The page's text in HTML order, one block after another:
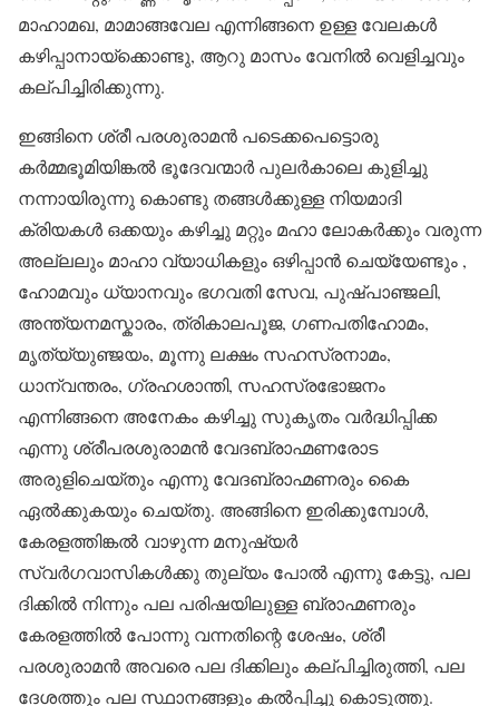
മാഹാമഖ, മാമാങ്ങവേല എന്നിങ്ങനെ ഉള്ള വേലകൾ
കഴിപ്പാനായ്ക്കൊണ്ടു, ആറു മാസം വേനിൽ വെളിച്ചവും
കല്പിച്ചിരിക്കുന്നു.
ഇങ്ങിനെ ശ്രീ പരശുരാമൻ പടെക്കപെട്ടൊരു
കർമ്മഭൂമിയിങ്കൽ ഭൂദേവന്മാർ പുലർകാലെ കുളിച്ചു
നന്നായിരുന്നു കൊണ്ടു തങ്ങൾക്കുള്ള നിയമാദി
ക്രിയകൾ ഒക്കയും കഴിച്ചു മറ്റും മഹാ ലോകർക്കും വരുന്ന
അല്ലലും മാഹാ വ്യാധികളും ഒഴിപ്പാൻ ചെയ്യേണ്ടും ,
ഹോമവും ധ്യാനവും ഭഗവതി സേവ, പുഷ്പാഞ്ജലി,
അന്ത്യനമസ്കാരം, ത്രികാലപൂജ, ഗണപതിഹോമം,
മൃത്യ്യുഞ്ജയം, മൂന്നു ലക്ഷം സഹസ്രനാമം,
ധാന്വന്തരം, ഗ്രഹശാന്തി, സഹസ്രഭോജനം
എന്നിങ്ങനെ അനേകം കഴിച്ചു സുകൃതം വർദ്ധിപ്പിക്ക
എന്നു ശ്രീപരശുരാമൻ വേദബ്രാഹ്മണരോട
അരുളിചെയ്തും എന്നു വേദബ്രാഹ്മണരും കൈ
ഏൽക്കുകയും ചെയ്തു. അങ്ങിനെ ഇരിക്കുമ്പോൾ,
കേരളത്തിങ്കൽ വാഴുന്ന മനുഷ്യർ
സ്വർഗവാസികൾക്കു തുല്യം പോൽ എന്നു കേട്ടു, പല
ദിക്കിൽ നിന്നും പല പരിഷയിലുള്ള ബ്രാഹ്മണരും
കേരളത്തിൽ പോന്നു വന്നതിന്റെ ശേഷം, ശ്രീ
പരശുരാമൻ അവരെ പല ദിക്കിലും കല്പിച്ചിരുത്തി, പല
ദേശത്തും പല സ്ഥാനങ്ങളും കൽ‌പ്പിച്ചു കൊടുത്തു.